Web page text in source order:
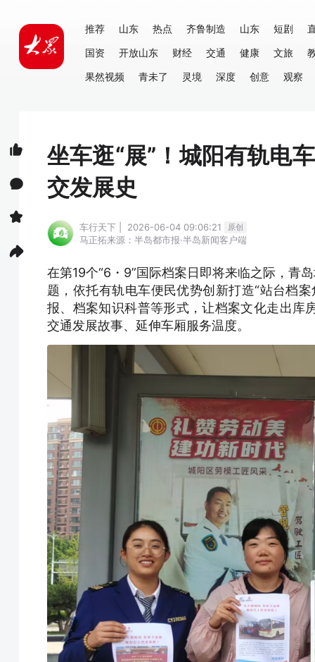
推荐 山东 热点 齐鲁制造 山东 短剧
国资
开放山东 财经 交通 健康 文旅
果然视频
青未了 灵境 深度 创意 观察
坐车逛“展”！城阳有轨电
交发展史
车行天下 | 2026-06-04 09:06:21 原创
马正拓来源：半岛都市报·半岛新闻客户端
在第19个“6・9”国际档案日即将来临之际，青
题，依托有轨电车便民优势创新打造“站台档
报、档案知识科普等形式，让档案文化走出库
交通发展故事、延伸车厢服务温度。